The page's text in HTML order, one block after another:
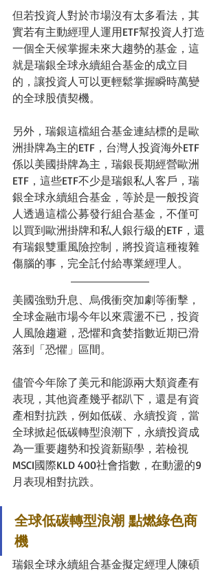
但若投資人對於市場沒有太多看法，其
實若有主動經理人運用ETF幫投資人打造
一個全天候掌握未來大趨勢的基金，這
就是瑞銀全球永續組合基金的成立目
的，讓投資人可以更輕鬆掌握瞬時萬變
的全球股債契機。
另外，瑞銀這檔組合基金連結標的是歐
洲掛牌為主的ETF，台灣人投資海外ETF
係以美國掛牌為主，瑞銀長期經營歐洲
ETF，這些ETF不少是瑞銀私人客戶，瑞
銀全球永續組合基金，等於是一般投資
人透過這檔公募發行組合基金，不僅可
以買到歐洲掛牌和私人銀行級的ETF，還
有瑞銀雙重風險控制，將投資這種複雜
傷腦的事，完全託付給專業經理人。
美國強勁升息、烏俄衝突加劇等衝擊，
全球金融市場今年以來震盪不已，投資
人風險趨避，恐懼和貪婪指數近期已滑
落到「恐懼」區間。
儘管今年除了美元和能源兩大類資產有
表現，其他資產幾乎都趴下，還是有資
產相對抗跌，例如低碳、永續投資，當
全球掀起低碳轉型浪潮下，永續投資成
為一重要趨勢和投資新顯學，若檢視
MSCI國際KLD 400社會指數，在動盪的9
月表現相對抗跌。
全球低碳轉型浪潮 點燃綠色商
機
瑞銀全球永續組合基金擬定經理人陳碩